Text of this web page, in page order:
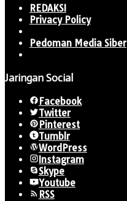
REDAKSI
Privacy Policy
Pedoman Media Siber
Jaringan Social
Facebook
Twitter
Pinterest
Tumblr
WordPress
Instagram
Skype
Youtube
RSS